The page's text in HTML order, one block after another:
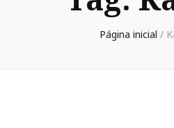
Página inicial /